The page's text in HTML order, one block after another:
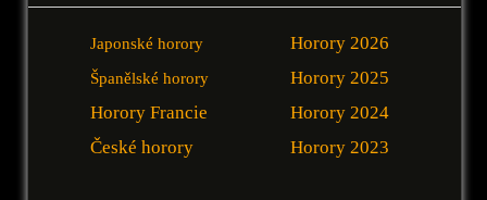
Japonské horory
Španělské horory
Horory Francie
České horory
Horory 2026
Horory 2025
Horory 2024
Horory 2023